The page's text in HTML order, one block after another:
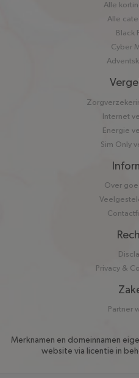
Alle
Alle
Black
Cyber
Internet
Energie
Sim Only
Over
Privacy &
Partner
Merknamen en domeinnamen
website via licentie in